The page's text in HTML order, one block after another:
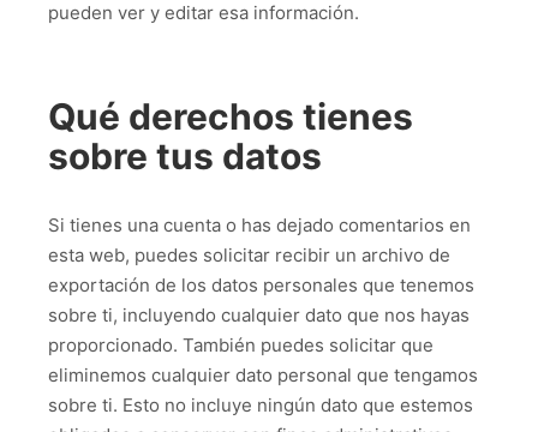
pueden ver y editar esa información.
Qué derechos tienes
sobre tus datos
Si tienes una cuenta o has dejado comentarios en
esta web, puedes solicitar recibir un archivo de
exportación de los datos personales que tenemos
sobre ti, incluyendo cualquier dato que nos hayas
proporcionado. También puedes solicitar que
eliminemos cualquier dato personal que tengamos
sobre ti. Esto no incluye ningún dato que estemos